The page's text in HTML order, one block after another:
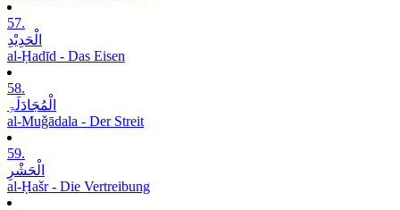
57.
الْحَدِیْدِ
al-Ḥadīd - Das Eisen
58.
الْمُجَادَلَۃِ
al-Muǧādala - Der Streit
59.
الْحَشْرِ
al-Ḥašr - Die Vertreibung